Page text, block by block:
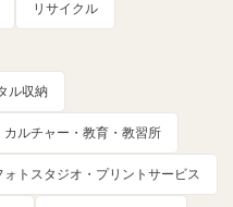
リサイクル
ル収納
カルチャー・教育・教習所
ォトスタジオ・プリントサービス